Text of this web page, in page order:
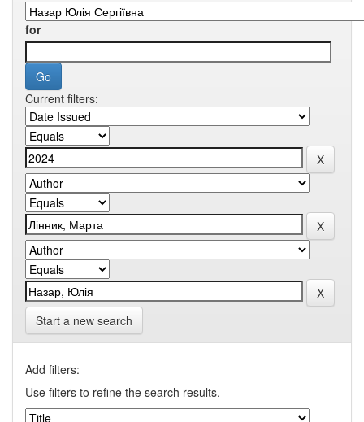
for
Current filters:
Start a new search
Add filters:
Use filters to refine the search results.